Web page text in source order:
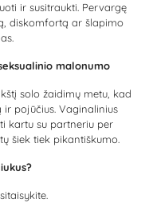
ir susitraukti. Pervargę
diskomfortą ar šlapimo
malonumo
solo žaidimų metu, kad
pojūčius. Vaginalinius
kartu su partneriu per
šiek tiek pikantiškumo.